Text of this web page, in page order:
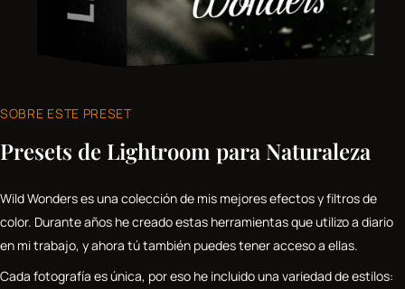
SOBRE ESTE PRESET
Presets de Lightroom para Naturaleza
Wild Wonders es una colección de mis mejores efectos y filtros de
color. Durante años he creado estas herramientas que utilizo a diario
en mi trabajo, y ahora tú también puedes tener acceso a ellas.
Cada fotografía es única, por eso he incluido una variedad de estilos: